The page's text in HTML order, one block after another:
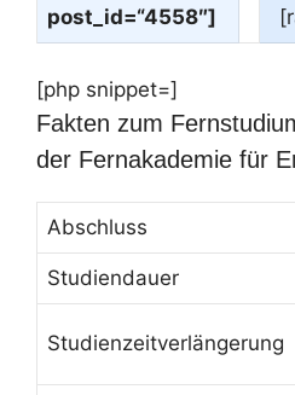
post_id=“4558″]
[php snippet=]
Fakten zum
der Fernakademie für
Abschluss
Studiendauer
Studienzeitverlängerung